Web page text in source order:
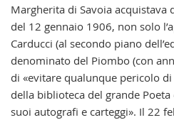
Margherita di Savoia
del 12 gennaio 1906, non solo
Carducci (al secondo piano
denominato del Piombo (con
di «evitare qualunque pericolo
della biblioteca del grande
suoi autografi e carteggi». Il 22